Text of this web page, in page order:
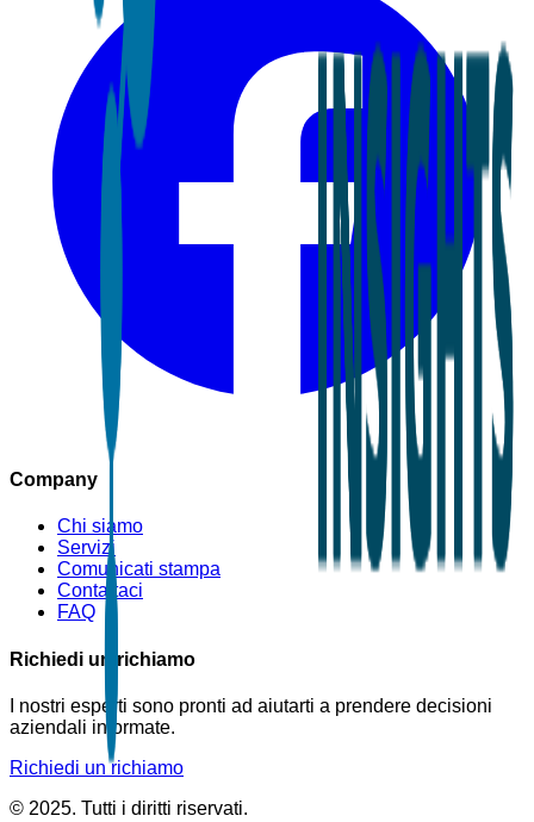
Company
Chi siamo
Servizi
Comunicati stampa
Contattaci
FAQ
Richiedi un richiamo
I nostri esperti sono pronti ad aiutarti a prendere decisioni
aziendali informate.
Richiedi un richiamo
© 2025. Tutti i diritti riservati.